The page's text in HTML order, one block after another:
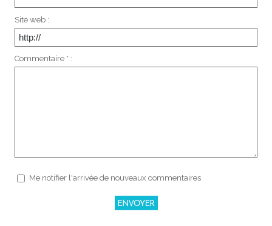
Site web :
Commentaire * :
Me notifier l'arrivée de nouveaux commentaires